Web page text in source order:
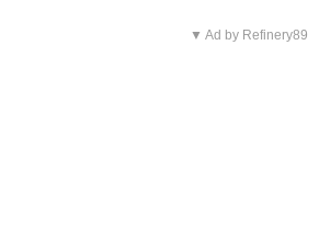
▼ Ad by Refinery89